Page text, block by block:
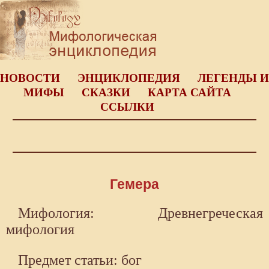
НОВОСТИ ЭНЦИКЛОПЕДИЯ
ЛЕГЕНДЫ И
МИФЫ
СКАЗКИ
КАРТА САЙТА
ССЫЛКИ
Гемера
Мифология: Древнегреческая
мифология
Предмет статьи: бог